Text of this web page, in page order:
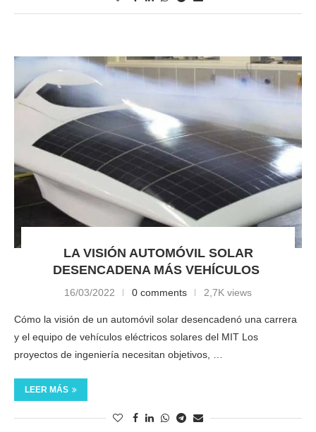
LA VISIÓN AUTOMÓVIL SOLAR
DESENCADENA MÁS VEHÍCULOS
16/03/2022 0 comments 2,7K views
Cómo la visión de un automóvil solar desencadenó una carrera
y el equipo de vehículos eléctricos solares del MIT Los
proyectos de ingeniería necesitan objetivos, …
LEER MÁS